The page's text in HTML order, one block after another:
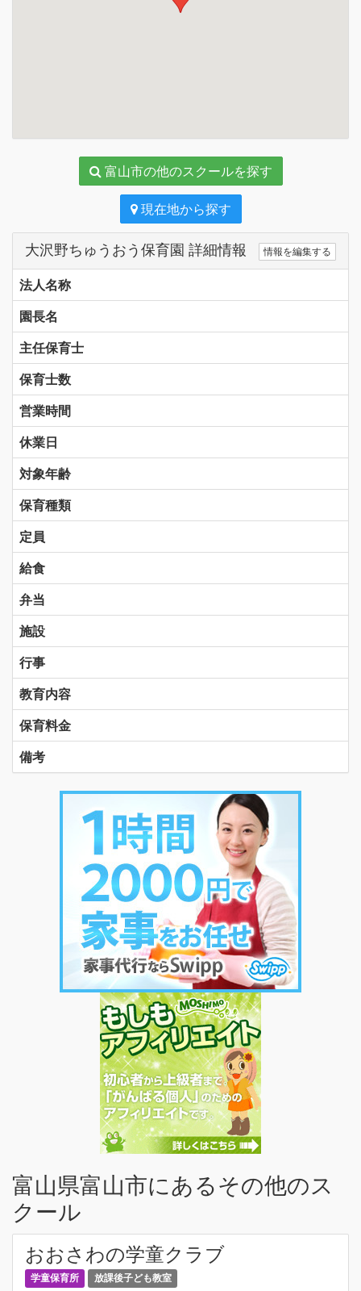
富山市の他のスクールを探す
現在地から探す
大沢野ちゅうおう保育園 詳細情報 情報を編集する
法人名称
園長名
主任保育士
保育士数
営業時間
休業日
対象年齢
保育種類
定員
給食
弁当
施設
行事
教育内容
保育料金
備考
富山県富山市にあるその他のス
クール
おおさわの学童クラブ
学童保育所 放課後子ども教室